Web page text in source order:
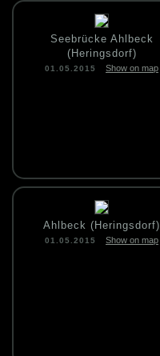
Seebrücke Ahlbeck
(Heringsdorf)
01.05.2015 Show on map
Ahlbeck (Heringsdorf)
01.05.2015 Show on map